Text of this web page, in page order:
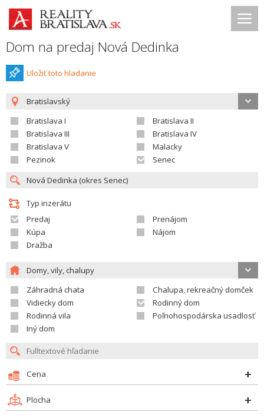
Dom na predaj Nová Dedinka
Uložiť toto hladanie
Bratislavský
Bratislava I
Bratislava II
Bratislava III
Bratislava IV
Bratislava V
Malacky
Pezinok
Senec
Typ inzerátu
Predaj
Prenájom
Kúpa
Nájom
Dražba
Domy, vily, chalupy
Záhradná chata
Chalupa, rekreačný domček
Vidiecky dom
Rodinný dom
Rodinná vila
Poľnohospodárska usadlosť
Iný dom
Cena
Plocha